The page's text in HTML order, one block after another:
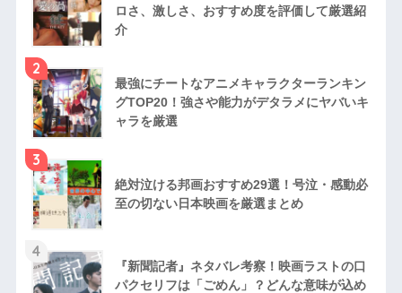
ロさ、激しさ、おすすめ度を評価して厳選紹
介
2
最強にチートなアニメキャラクターランキン
グTOP20！強さや能力がデタラメにヤバいキ
ャラを厳選
3
絶対泣ける邦画おすすめ29選！号泣・感動必
至の切ない日本映画を厳選まとめ
4
『新聞記者』ネタバレ考察！映画ラストの口
パクセリフは「ごめん」？どんな意味が込め